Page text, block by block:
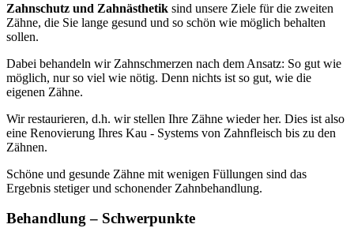
Zahnschutz und Zahnästhetik sind unsere Ziele für die zweiten
Zähne, die Sie lange gesund und so schön wie möglich behalten
sollen.
Dabei behandeln wir Zahnschmerzen nach dem Ansatz: So gut wie
möglich, nur so viel wie nötig. Denn nichts ist so gut, wie die
eigenen Zähne.
Wir restaurieren, d.h. wir stellen Ihre Zähne wieder her. Dies ist also
eine Renovierung Ihres Kau - Systems von Zahnfleisch bis zu den
Zähnen.
Schöne und gesunde Zähne mit wenigen Füllungen sind das
Ergebnis stetiger und schonender Zahnbehandlung.
Behandlung – Schwerpunkte